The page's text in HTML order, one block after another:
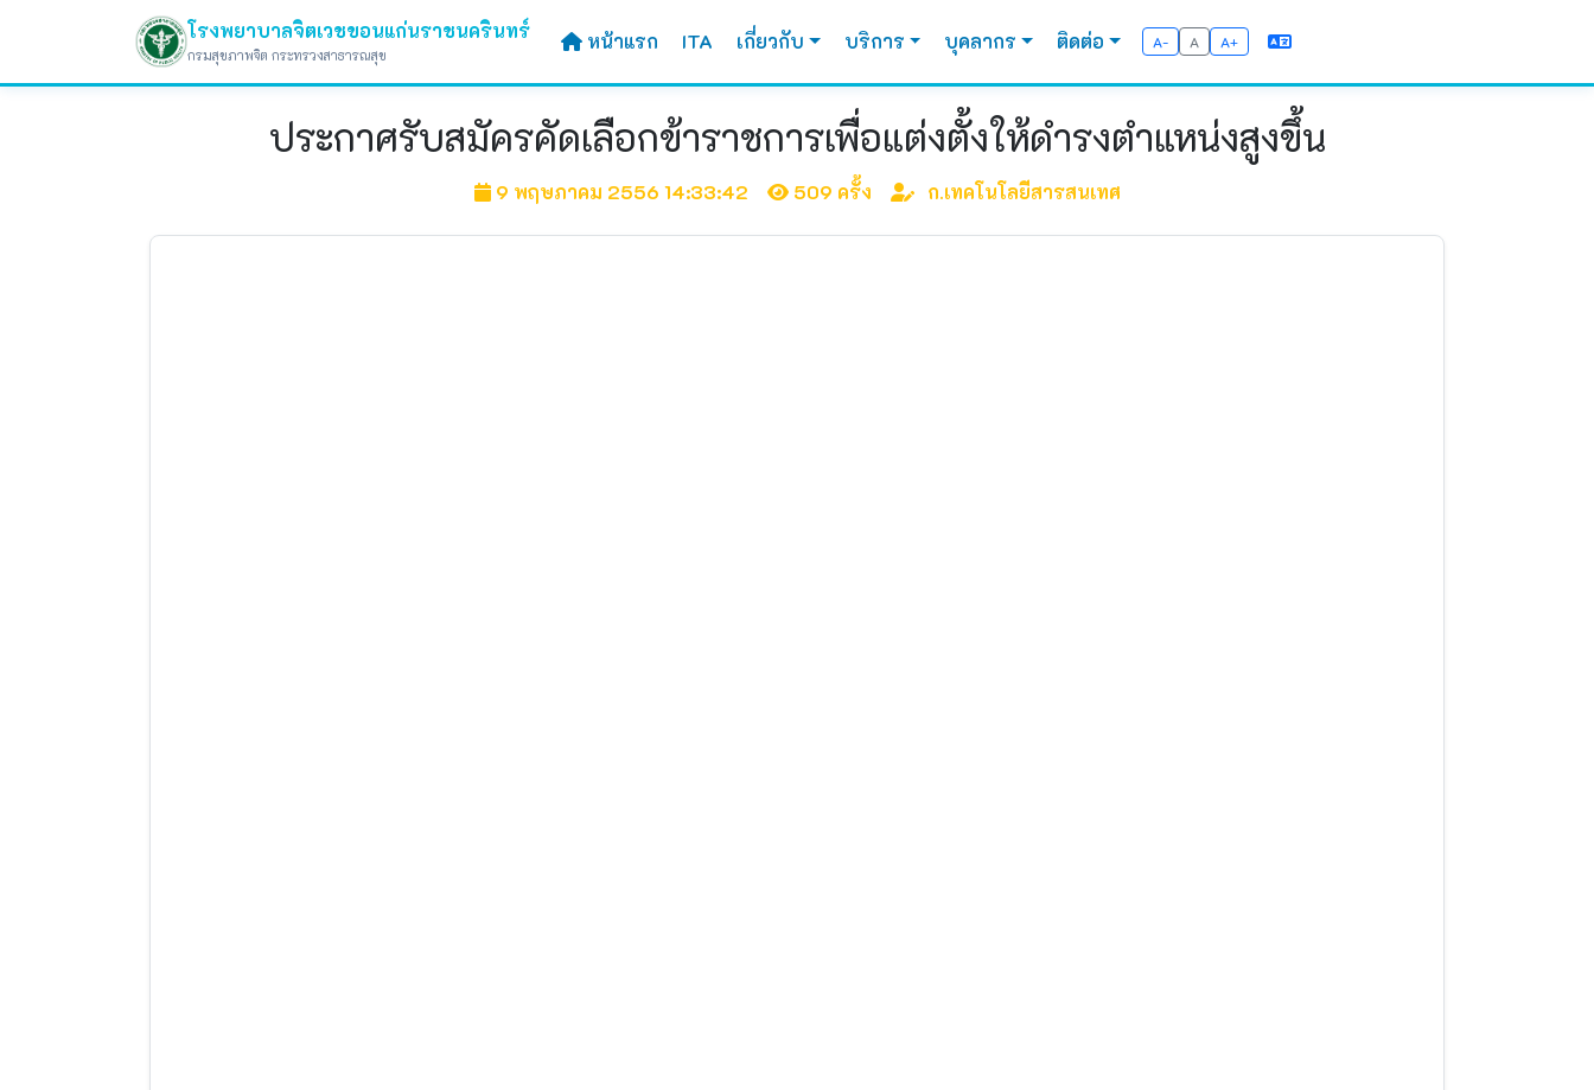
โรงพยาบาลจิตเวชขอนแก่นราชนครินทร์
กรมสุขภาพจิต กระทรวงสาธารณสุข
หน้าแรก ITA เกี่ยวกับ บริการ บุคลากร ติดต่อ A- A A+
ประกาศรับสมัครคัดเลือกข้าราชการเพื่อแต่งตั้งให้ดำรงตำแหน่งสูงขึ้น
9 พฤษภาคม 2556 14:33:42 509 ครั้ง ก.เทคโนโลยีสารสนเทศ